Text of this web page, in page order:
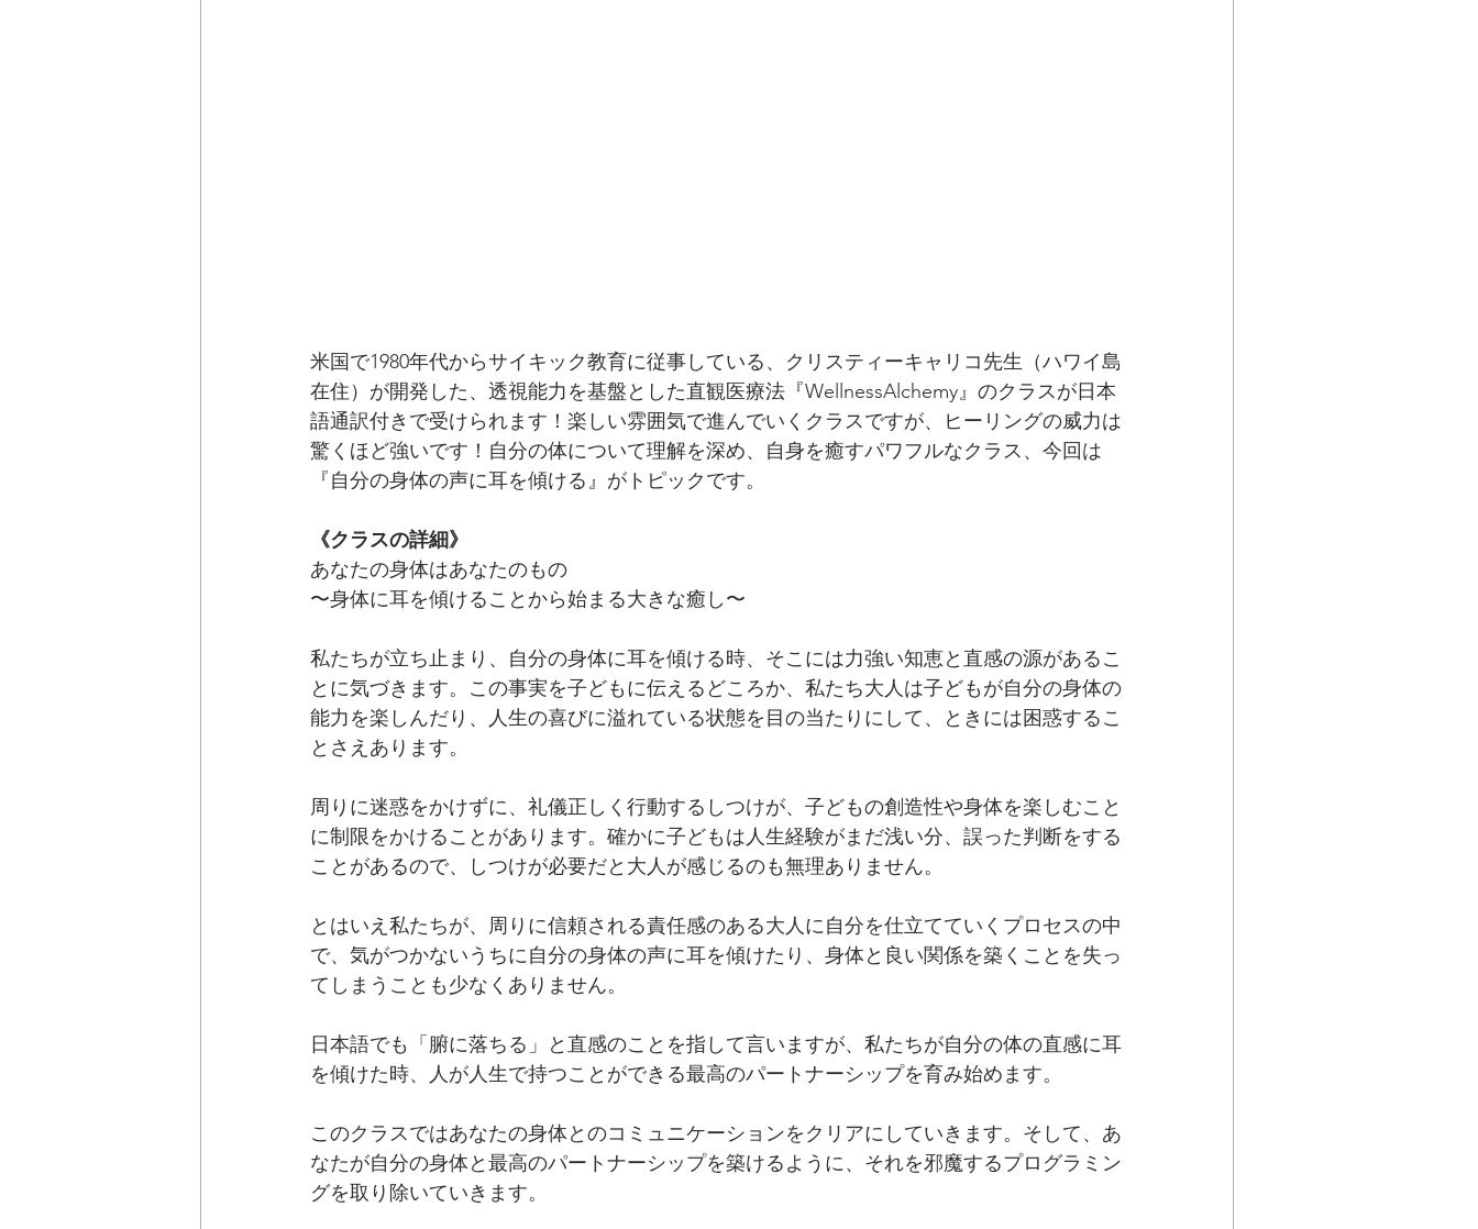
米国で1980年代からサイキック教育に従事している、クリスティーキャリコ先生（ハワイ島
在住）が開発した、透視能力を基盤とした直観医療法『WellnessAlchemy』のクラスが日本
語通訳付きで受けられます！楽しい雰囲気で進んでいくクラスですが、ヒーリングの威力は
驚くほど強いです！自分の体について理解を深め、自身を癒すパワフルなクラス、今回は
『自分の身体の声に耳を傾ける』がトピックです。
《クラスの詳細》
あなたの身体はあなたのもの
〜身体に耳を傾けることから始まる大きな癒し〜
私たちが立ち止まり、自分の身体に耳を傾ける時、そこには力強い知恵と直感の源があるこ
とに気づきます。この事実を子どもに伝えるどころか、私たち大人は子どもが自分の身体の
能力を楽しんだり、人生の喜びに溢れている状態を目の当たりにして、ときには困惑するこ
とさえあります。
周りに迷惑をかけずに、礼儀正しく行動するしつけが、子どもの創造性や身体を楽しむこと
に制限をかけることがあります。確かに子どもは人生経験がまだ浅い分、誤った判断をする
ことがあるので、しつけが必要だと大人が感じるのも無理ありません。
とはいえ私たちが、周りに信頼される責任感のある大人に自分を仕立てていくプロセスの中
で、気がつかないうちに自分の身体の声に耳を傾けたり、身体と良い関係を築くことを失っ
てしまうことも少なくありません。
日本語でも「腑に落ちる」と直感のことを指して言いますが、私たちが自分の体の直感に耳
を傾けた時、人が人生で持つことができる最高のパートナーシップを育み始めます。
このクラスではあなたの身体とのコミュニケーションをクリアにしていきます。そして、あ
なたが自分の身体と最高のパートナーシップを築けるように、それを邪魔するプログラミン
グを取り除いていきます。